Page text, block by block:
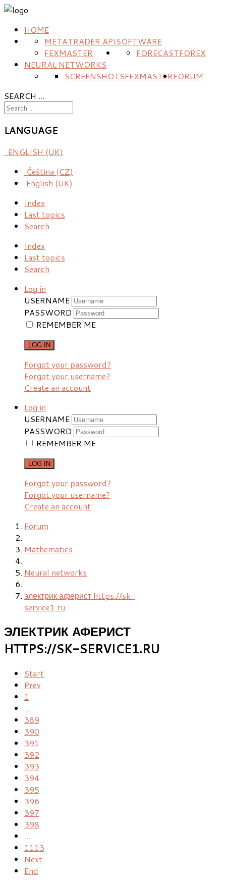
HOME
SOFTWARE
METATRADER API
FEXMASTER
FOREX
FORECAST
NEURAL NETWORKS
FEXMASTER
SCREENSHOTS
FORUM
SEARCH ...
LANGUAGE
ENGLISH (UK)
Čeština (CZ)
English (UK)
Index
Last topics
Search
Index
Last topics
Search
Log in
USERNAME
PASSWORD
REMEMBER ME
LOG IN
Forgot your password?
Forgot your username?
Create an account
Log in
USERNAME
PASSWORD
REMEMBER ME
LOG IN
Forgot your password?
Forgot your username?
Create an account
Forum
Mathematics
Neural networks
электрик аферист https://sk-
service1.ru
ЭЛЕКТРИК АФЕРИСТ
HTTPS://SK-SERVICE1.RU
Start
Prev
1
...
389
390
391
392
393
394
395
396
397
398
...
1113
Next
End